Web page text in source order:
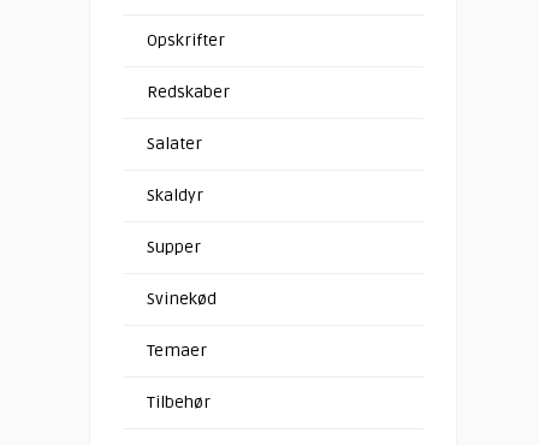
Opskrifter
Redskaber
Salater
Skaldyr
Supper
Svinekød
Temaer
Tilbehør